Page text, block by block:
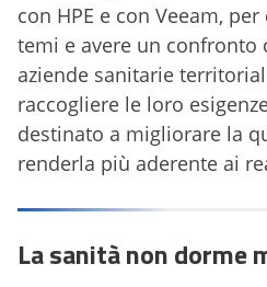
con HPE e con Veeam,
temi e avere un
aziende sanitarie
raccogliere le loro
destinato a migliorare la
renderla più aderente ai
La sanità non dorme